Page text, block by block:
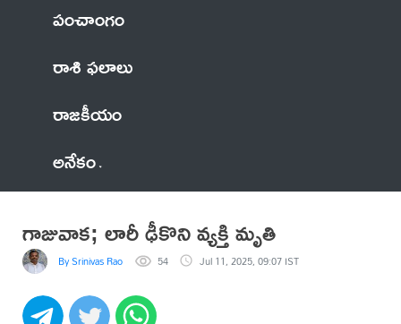
పంచాంగం
రాశి ఫలాలు
రాజకీయం
అనేకం
గాజువాక; లారీ ఢీకొని వ్యక్తి మృతి
By Srinivas Rao 54 Jul 11, 2025, 09:07 IST